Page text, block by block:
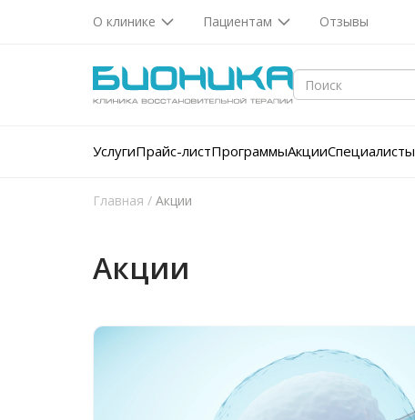
О клинике Пациентам Отзывы
УслугиПрайс-листПрограммыАкцииСпециалисты
Главная / Акции
Акции